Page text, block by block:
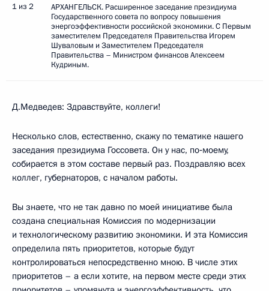
1 из 2
АРХАНГЕЛЬСК. Расширенное заседание президиума
Государственного совета по вопросу повышения
энергоэффективности российской экономики. С Первым
заместителем Председателя Правительства Игорем
Шуваловым и Заместителем Председателя
Правительства – Министром финансов Алексеем
Кудриным.
Д.Медведев: Здравствуйте, коллеги!
Несколько слов, естественно, скажу по тематике нашего
заседания президиума Госсовета. Он у нас, по‑моему,
собирается в этом составе первый раз. Поздравляю всех
коллег, губернаторов, с началом работы.
Вы знаете, что не так давно по моей инициативе была
создана специальная Комиссия по модернизации
и технологическому развитию экономики. И эта Комиссия
определила пять приоритетов, которые будут
контролироваться непосредственно мною. В числе этих
приоритетов – а если хотите, на первом месте среди этих